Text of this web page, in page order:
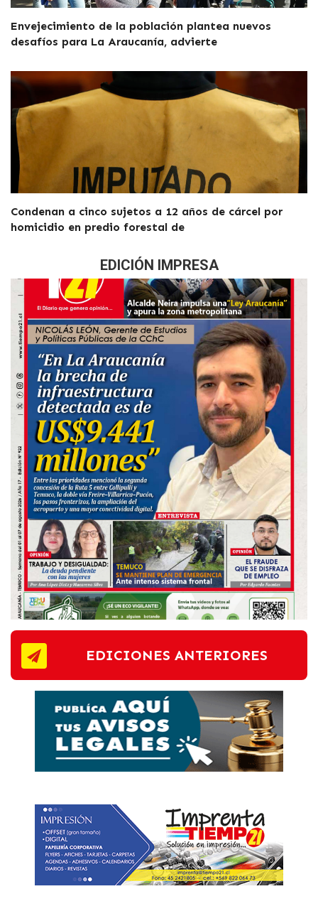
Envejecimiento de la población plantea nuevos
desafíos para La Araucanía, advierte
Condenan a cinco sujetos a 12 años de cárcel por
homicidio en predio forestal de
EDICIÓN IMPRESA
EDICIONES ANTERIORES